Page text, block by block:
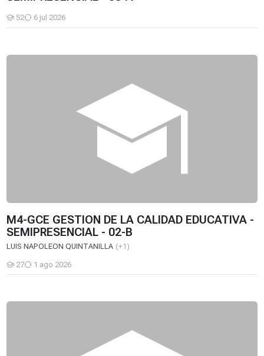
52
Estudiantes
6 jul 2026
M4-GCE GESTION DE LA CALIDAD EDUCATIVA -
SEMIPRESENCIAL - 02-B
LUIS NAPOLEON QUINTANILLA (+1)
27
Estudiantes
1 ago 2026
M4-GCE GESTION DE LA CALIDAD EDUCATIVA -
M4-GCE GESTION DE LA CALIDAD EDUCATIVA -